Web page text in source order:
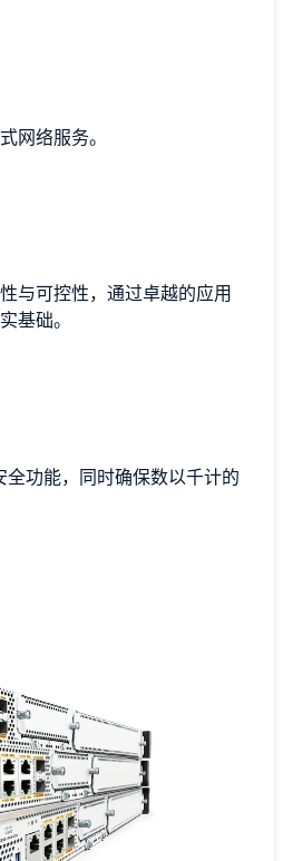
网络服务。
与可控性，通过卓越的应用
基础。
全功能，同时确保数以千计的